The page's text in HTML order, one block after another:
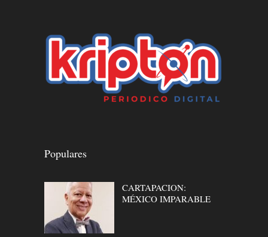
Populares
CARTAPACION:
MÉXICO IMPARABLE